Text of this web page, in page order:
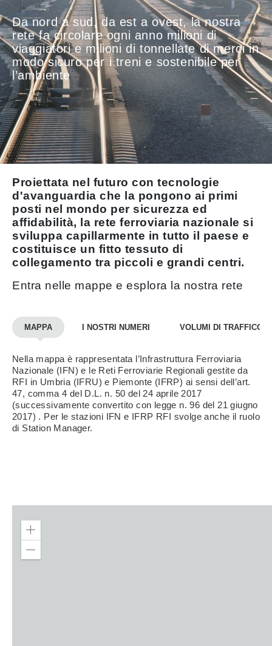
Da nord a sud, da est a ovest, la nostra
rete fa circolare ogni anno milioni di
viaggiatori e milioni di tonnellate di merci in
modo sicuro per i treni e sostenibile per
l’ambiente
Proiettata nel futuro con tecnologie
d'avanguardia che la pongono ai primi
posti nel mondo per sicurezza ed
affidabilità, la rete ferroviaria nazionale si
sviluppa capillarmente in tutto il paese e
costituisce un fitto tessuto di
collegamento tra piccoli e grandi centri.
Entra nelle mappe e esplora la nostra rete
MAPPA I NOSTRI NUMERI VOLUMI DI TRAFFICO
Nella mappa è rappresentata l’Infrastruttura Ferroviaria
Nazionale (IFN) e le Reti Ferroviarie Regionali gestite da
RFI in Umbria (IFRU) e Piemonte (IFRP) ai sensi dell’art.
47, comma 4 del D.L. n. 50 del 24 aprile 2017
(successivamente convertito con legge n. 96 del 21 giugno
2017) . Per le stazioni IFN e IFRP RFI svolge anche il ruolo
di Station Manager.